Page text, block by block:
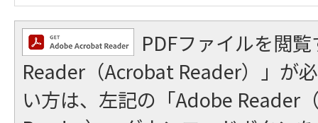
PDFファイルを閲
Reader（Acrobat Reader）」が
い方は、左記の「Adobe Reader